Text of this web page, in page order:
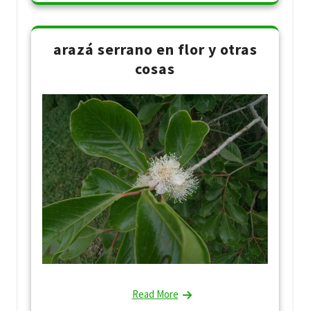
arazá serrano en flor y otras
cosas
Read More